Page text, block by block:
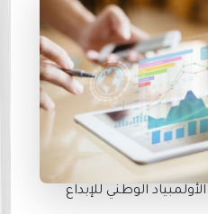
الوطني للإبداع